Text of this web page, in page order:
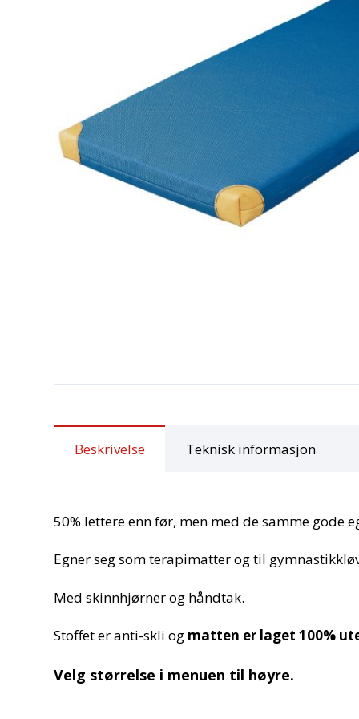
Beskrivelse Teknisk informasjon
50% lettere enn før, men med de samme gode
Egner seg som terapimatter og til
Med skinnhjørner og håndtak.
Stoffet er anti-skli og matten er laget 100%
Velg størrelse i menuen til høyre.